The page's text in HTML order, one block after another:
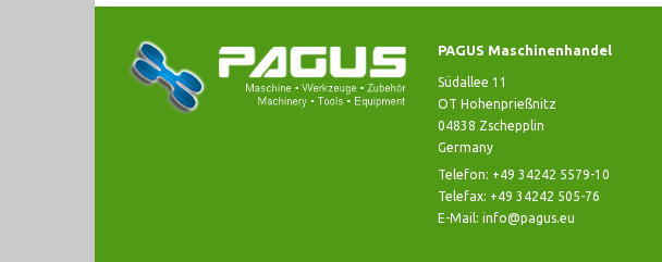
PAGUS Maschinenhandel
Südallee 11
OT Hohenprießnitz
04838 Zschepplin
Germany
Telefon: +49 34242 5579-10
Telefax: +49 34242 505-76
E-Mail: info@pagus.eu